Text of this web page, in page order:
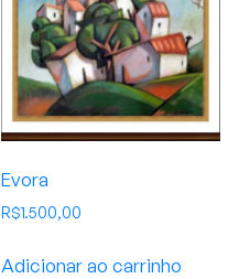
Evora
R$1.500,00
Adicionar ao carrinho